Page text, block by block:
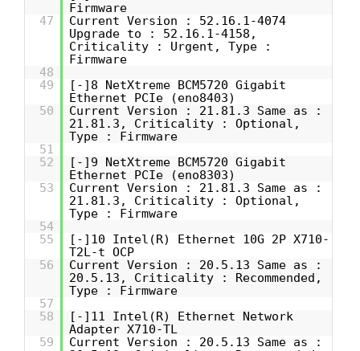
Firmware
47
Current Version : 52.16.1-4074
Upgrade to : 52.16.1-4158,
Criticality : Urgent, Type :
Firmware
48
49
[-]8 NetXtreme BCM5720 Gigabit
Ethernet PCIe (eno8403)
50
Current Version : 21.81.3 Same as :
21.81.3, Criticality : Optional,
Type : Firmware
51
52
[-]9 NetXtreme BCM5720 Gigabit
Ethernet PCIe (eno8303)
53
Current Version : 21.81.3 Same as :
21.81.3, Criticality : Optional,
Type : Firmware
54
55
[-]10 Intel(R) Ethernet 10G 2P X710-
T2L-t OCP
56
Current Version : 20.5.13 Same as :
20.5.13, Criticality : Recommended,
Type : Firmware
57
58
[-]11 Intel(R) Ethernet Network
Adapter X710-TL
59
Current Version : 20.5.13 Same as :